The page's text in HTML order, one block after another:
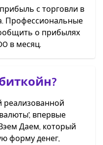
с торговли в
Профессиональные
о прибылях
в месяц.
реализованной
впервые
Даем, который
форму денег,